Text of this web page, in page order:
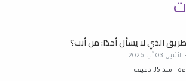
الذي لا يسأل أحدًا: من أنت؟
الأثنين 03 آب 2026
منذ 35 دقيقة